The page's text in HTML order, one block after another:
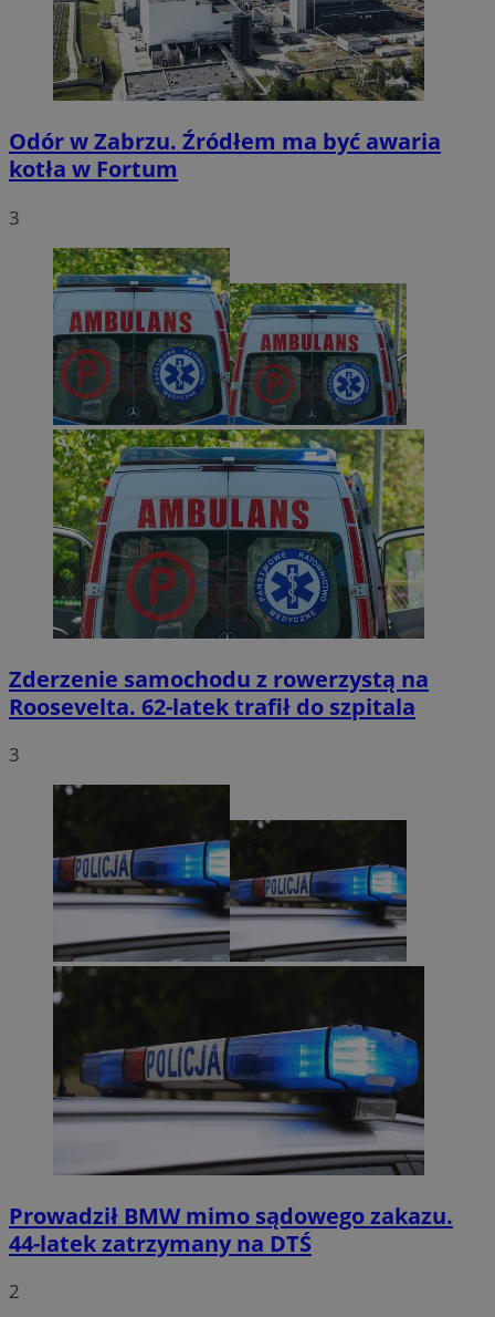
Odór w Zabrzu. Źródłem ma być awaria
kotła w Fortum
3
Zderzenie samochodu z rowerzystą na
Roosevelta. 62-latek trafił do szpitala
3
Prowadził BMW mimo sądowego zakazu.
44-latek zatrzymany na DTŚ
2